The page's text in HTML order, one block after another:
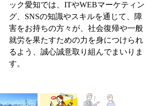
ック愛知では、ITやWEBマーケティン
グ、SNSの知識やスキルを通じて、障
害をお持ちの方々が、社会復帰や一般
就労を果たすための力を身につけられ
るよう、誠心誠意取り組んでまいりま
す。